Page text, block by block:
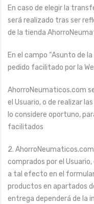
En caso de elegir la
será realizado tras ser
de la tienda
En el campo “Asunto de
pedido facilitado por la
AhorroNeumaticos.com
el Usuario, o de realizar
lo considere oportuno,
facilitados
2.
comprados por el
a tal efecto en el
productos en apartados
entrega dependerá de la